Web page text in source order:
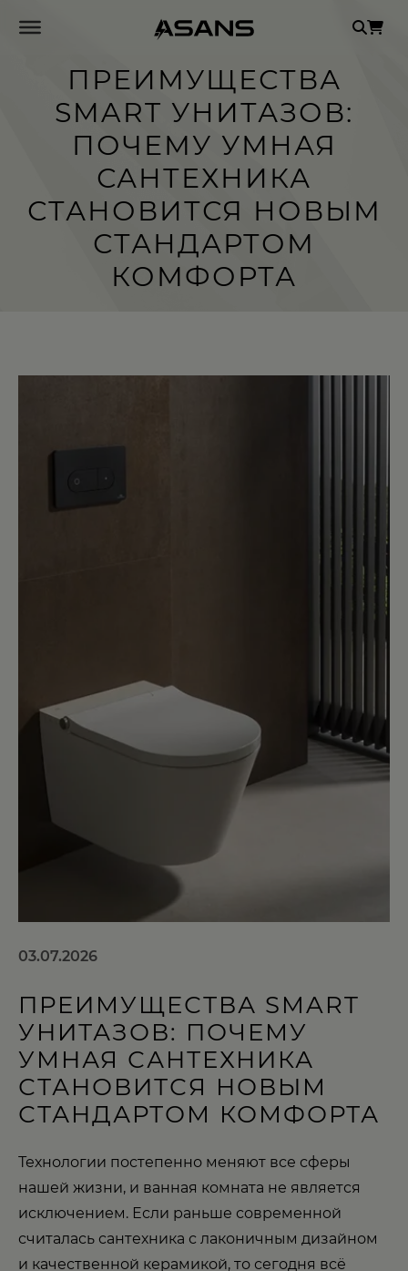
ПРЕИМУЩЕСТВА
SMART УНИТАЗОВ:
ПОЧЕМУ УМНАЯ
САНТЕХНИКА
СТАНОВИТСЯ НОВЫМ
СТАНДАРТОМ
КОМФОРТА
03.07.2026
ПРЕИМУЩЕСТВА SMART
УНИТАЗОВ: ПОЧЕМУ
УМНАЯ САНТЕХНИКА
СТАНОВИТСЯ НОВЫМ
СТАНДАРТОМ КОМФОРТА
Технологии постепенно меняют все сферы
нашей жизни, и ванная комната не является
исключением. Если раньше современной
считалась сантехника с лаконичным дизайном
и качественной керамикой, то сегодня всё